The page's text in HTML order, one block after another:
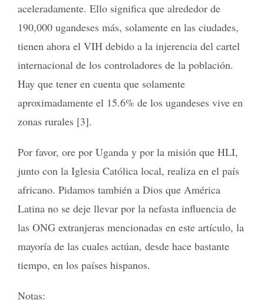
aceleradamente. Ello significa que alrededor de
190,000 ugandeses más, solamente en las ciudades,
tienen ahora el VIH debido a la injerencia del cartel
internacional de los controladores de la población.
Hay que tener en cuenta que solamente
aproximadamente el 15.6% de los ugandeses vive en
zonas rurales [3].
Por favor, ore por Uganda y por la misión que HLI,
junto con la Iglesia Católica local, realiza en el país
africano. Pidamos también a Dios que América
Latina no se deje llevar por la nefasta influencia de
las ONG extranjeras mencionadas en este artículo, la
mayoría de las cuales actúan, desde hace bastante
tiempo, en los países hispanos.
Notas: